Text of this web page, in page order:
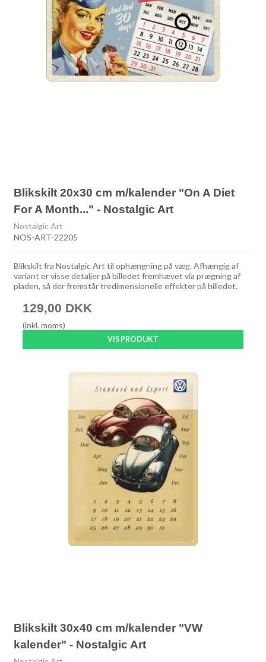
Blikskilt 20x30 cm m/kalender "On A Diet
For A Month..." - Nostalgic Art
Nostalgic Art
NOS-ART-22205
Blikskilt fra Nostalgic Art til ophængning på væg. Afhængig af
variant er visse detaljer på billedet fremhævet via prægning af
pladen, så der fremstår tredimensionelle effekter på billedet.
129,00 DKK
(inkl. moms)
VIS PRODUKT
Blikskilt 30x40 cm m/kalender "VW
kalender" - Nostalgic Art